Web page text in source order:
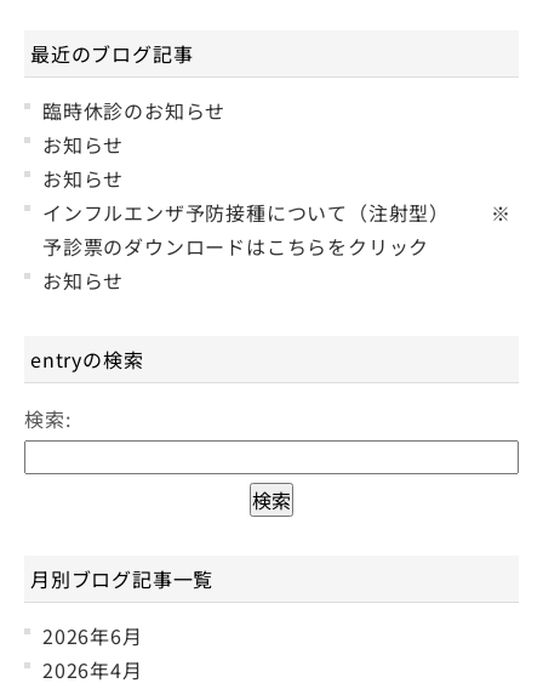
最近のブログ記事
臨時休診のお知らせ
お知らせ
お知らせ
インフルエンザ予防接種について（注射型） ※
予診票のダウンロードはこちらをクリック
お知らせ
entryの検索
検索:
月別ブログ記事一覧
2026年6月
2026年4月